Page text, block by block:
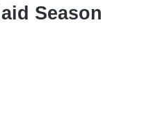
Season